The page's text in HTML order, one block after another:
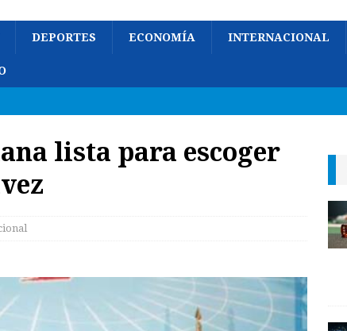
DEPORTES ECONOMÍA INTERNACIONAL
lista para escoger